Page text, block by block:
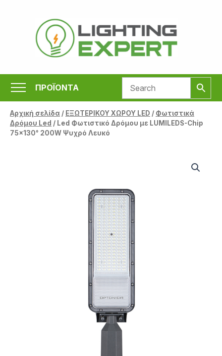
περιεχόμενο
ΠΡΟΪΟΝΤΑ
Αρχική σελίδα/ ΕΞΩΤΕΡΙΚΟΥ ΧΩΡΟΥ LED / Φωτιστικά
Δρόμου Led / Led Φωτιστικό Δρόμου με LUMILEDS-Chip
75×130° 200W Ψυχρό Λευκό